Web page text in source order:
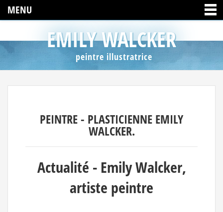
MENU
EMILY WALCKER
peintre illustratrice
PEINTRE - PLASTICIENNE EMILY
WALCKER.
Actualité - Emily Walcker,
artiste peintre